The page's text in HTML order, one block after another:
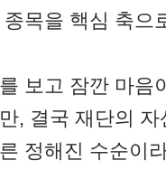
목을 핵심 축으
보고 잠깐 마음
, 결국 재단의 자
정해진 수순이